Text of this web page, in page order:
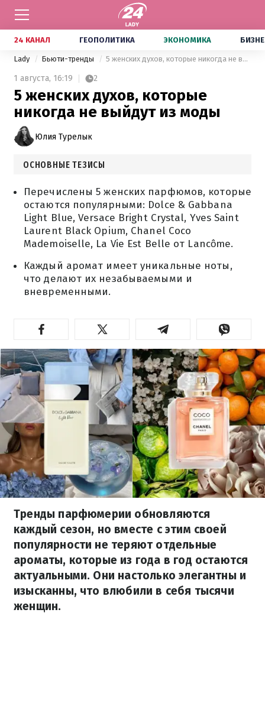
24 КАНАЛ ГЕОПОЛИТИКА ЭКОНОМИКА
Lady Бьюти-тренды 5 женских духов, которые никогда не выйдут из моды
1 августа, 16:19 2
5 женских духов, которые
никогда не выйдут из моды
Юлия Турелык
ОСНОВНЫЕ ТЕЗИСЫ
Перечислены 5 женских парфюмов, которые
остаются популярными: Dolce & Gabbana
Light Blue, Versace Bright Crystal, Yves Saint
Laurent Black Opium, Chanel Coco
Mademoiselle, La Vie Est Belle от Lancôme.
Каждый аромат имеет уникальные ноты,
что делают их незабываемыми и
вневременными.
Тренды парфюмерии обновляются
каждый сезон, но вместе с этим своей
популярности не теряют отдельные
ароматы, которые из года в год остаются
актуальными. Они настолько элегантны и
изысканны, что влюбили в себя тысячи
женщин.